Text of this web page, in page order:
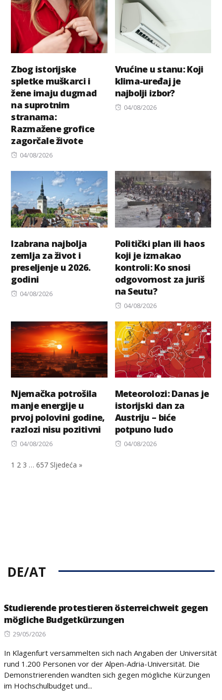
Zbog istorijske
spletke muškarci i
žene imaju dugmad
na suprotnim
stranama:
Razmažene grofice
zagorčale živote
Posted
04/08/2026
Vrućine u stanu: Koji
klima-uređaj je
najbolji izbor?
Posted
04/08/2026
Izabrana najbolja
zemlja za život i
preseljenje u 2026.
godini
Posted
04/08/2026
Politički plan ili haos
koji je izmakao
kontroli: Ko snosi
odgovornost za juriš
na Seutu?
Posted
04/08/2026
Njemačka potrošila
manje energije u
prvoj polovini godine,
razlozi nisu pozitivni
Posted
04/08/2026
Meteorolozi: Danas je
istorijski dan za
Austriju – biće
potpuno ludo
Posted
04/08/2026
1 2 3 … 657 Sljedeća »
DE/AT
Studierende protestieren österreichweit gegen
mögliche Budgetkürzungen
Posted
29/05/2026
In Klagenfurt versammelten sich nach Angaben der Universität
rund 1.200 Personen vor der Alpen-Adria-Universität. Die
Demonstrierenden wandten sich gegen mögliche Kürzungen
im Hochschulbudget und...